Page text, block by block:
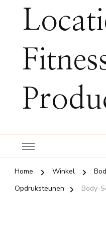
Home Winkel
Opdruksteunen
Body-